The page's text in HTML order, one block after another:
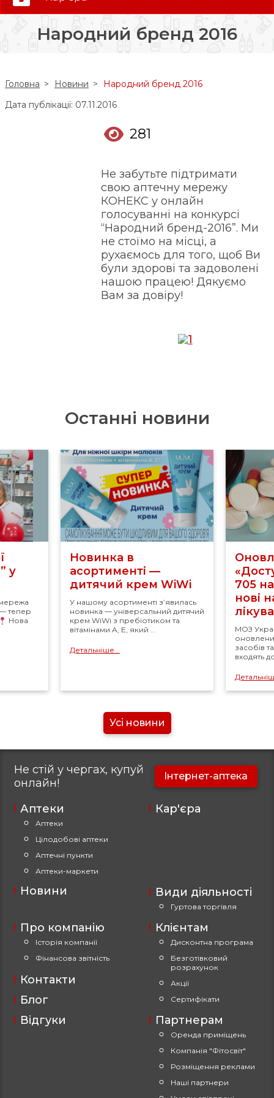
Слідкуй за нами:
Народний бренд 2016
Головна Новини
Народний бренд 2016
Дата публікації: 07.11.2016
281
Не забутьте підтримати
свою аптечну мережу
КОНЕКС у онлайн
голосуванні на конкурсі
“Народний бренд-2016”. Ми
не стоїмо на місці, а
рухаємось для того, щоб Ви
були здорові та задоволені
нашою працею! Дякуємо
Вам за довіру!
Останні новини
у
тепер
Нова
Новинка в
асортименті —
дитячий крем WiWi
У нашому асортименті з’явилась
новинка — універсальний дитячий
крем WiWi з пребіотиком та
вітамінами A, E, який ...
Детальніше...
705
нові
МОЗ
засобів
входять
Усі новини
Не стій у чергах, купуй
онлайн!
Інтернет-аптека
Аптеки
Аптеки
Цілодобові аптеки
Аптечні пункти
Аптеки-маркети
Про компанію
Історія компанії
Фінансова звітність
Види діяльності
Гуртова торгівля
Контакти
Відгуки
Новини
Клієнтам
Дисконтна програма
Безготівковий
розрахунок
Акції
Сертифікати
Партнерам
Оренда приміщень
Компанія "Фітосвіт"
Розміщення реклами
Наші партнери
Блог
Кар'єра